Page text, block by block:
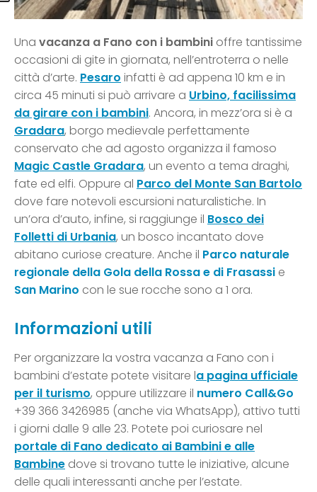
Una vacanza a Fano con i bambini offre tantissime
occasioni di gite in giornata, nell’entroterra o nelle
città d’arte. Pesaro infatti è ad appena 10 km e in
circa 45 minuti si può arrivare a Urbino, facilissima
da girare con i bambini. Ancora, in mezz’ora si è a
Gradara, borgo medievale perfettamente
conservato che ad agosto organizza il famoso
Magic Castle Gradara, un evento a tema draghi,
fate ed elfi. Oppure al Parco del Monte San Bartolo
dove fare notevoli escursioni naturalistiche. In
un’ora d’auto, infine, si raggiunge il Bosco dei
Folletti di Urbania, un bosco incantato dove
abitano curiose creature. Anche il Parco naturale
regionale della Gola della Rossa e di Frasassi e
San Marino con le sue rocche sono a 1 ora.
Informazioni utili
Per organizzare la vostra vacanza a Fano con i
bambini d’estate potete visitare la pagina ufficiale
per il turismo, oppure utilizzare il numero Call&Go
+39 366 3426985 (anche via WhatsApp), attivo tutti
i giorni dalle 9 alle 23. Potete poi curiosare nel
portale di Fano dedicato ai Bambini e alle
Bambine dove si trovano tutte le iniziative, alcune
delle quali interessanti anche per l’estate.